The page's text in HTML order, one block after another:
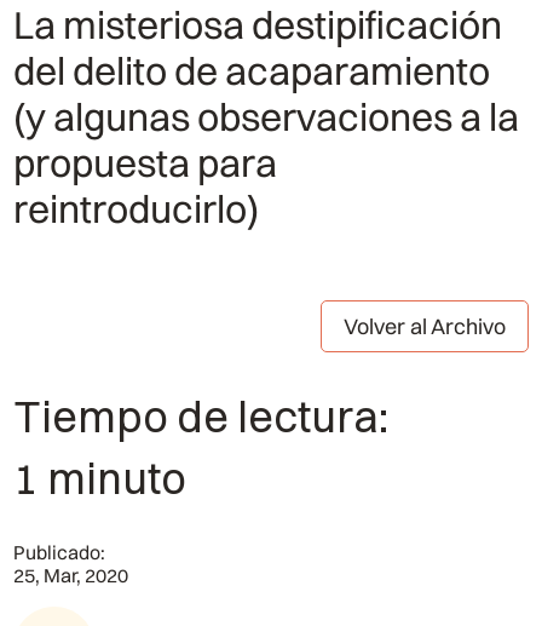
La misteriosa destipificación
del delito de acaparamiento
(y algunas observaciones a la
propuesta para
reintroducirlo)
Volver al Archivo
Tiempo de lectura:
1 minuto
Publicado:
25, Mar, 2020